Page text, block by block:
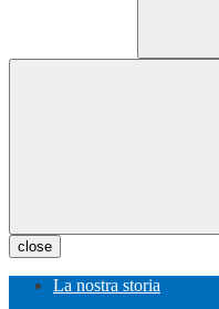
close
La nostra storia